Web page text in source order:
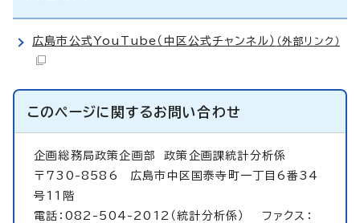
広島市公式YouTube（中区公式チャンネル） （外部リンク）
このページに関するお問い合わせ
企画総務局政策企画部政策企画課統計分析係
〒730-8586 広島市中区国泰寺町一丁目6番34
号11階
電話：082-504-2012（統計分析係） ファクス：